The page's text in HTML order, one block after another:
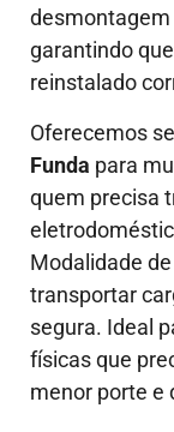
garantindo
reinstalado
Oferecemos
Funda para
quem precisa
Modalidade
transportar
segura. Ideal
físicas que
menor porte e